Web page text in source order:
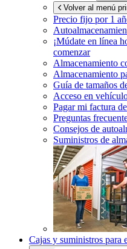
Volver al menú
Precio fijo por 1
¡Múdate en línea
comenzar
Almacenamiento
Almacenamiento
Guía de tamaños
Acceso en
Pagar mi factura
Preguntas
Consejos de
Suministros de
Cajas y suministros para